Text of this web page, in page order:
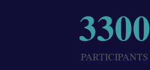
PARTICIPANTS
3300